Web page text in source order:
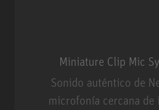
Miniature Clip Mic
Sonido auténtico de
microfonía cercana de